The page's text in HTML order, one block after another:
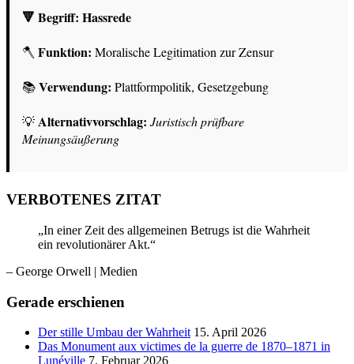
🔻 Begriff: Hassrede
🪓 Funktion: Moralische Legitimation zur Zensur
📚Verwendung: Plattformpolitik, Gesetzgebung
💡Alternativvorschlag: Juristisch prüfbare
Meinungsäußerung
VERBOTENES ZITAT
„In einer Zeit des allgemeinen Betrugs ist die Wahrheit
ein revolutionärer Akt.“
– George Orwell | Medien
Gerade erschienen
Der stille Umbau der Wahrheit 15. April 2026
Das Monument aux victimes de la guerre de 1870–1871 in
Lunéville 7. Februar 2026